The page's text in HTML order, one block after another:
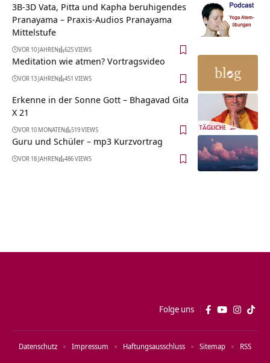
3B-3D Vata, Pitta und Kapha beruhigendes
Pranayama – Praxis-Audios Pranayama
Mittelstufe
VOR 10 JAHREN 625 VIEWS
Meditation wie atmen? Vortragsvideo
VOR 13 JAHREN 451 VIEWS
Erkenne in der Sonne Gott – Bhagavad Gita
X 21
VOR 10 MONATEN 519 VIEWS
Guru und Schüler – mp3 Kurzvortrag
VOR 18 JAHREN 486 VIEWS
Folge uns
Datenschutz Impressum Haftungsausschluss Sitemap RSS